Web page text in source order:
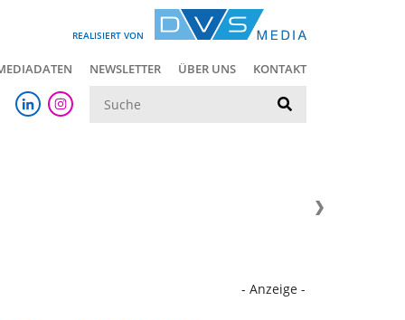
REALISIERT VON
NEWSLETTER ÜBER UNS KONTAKT
- Anzeige -